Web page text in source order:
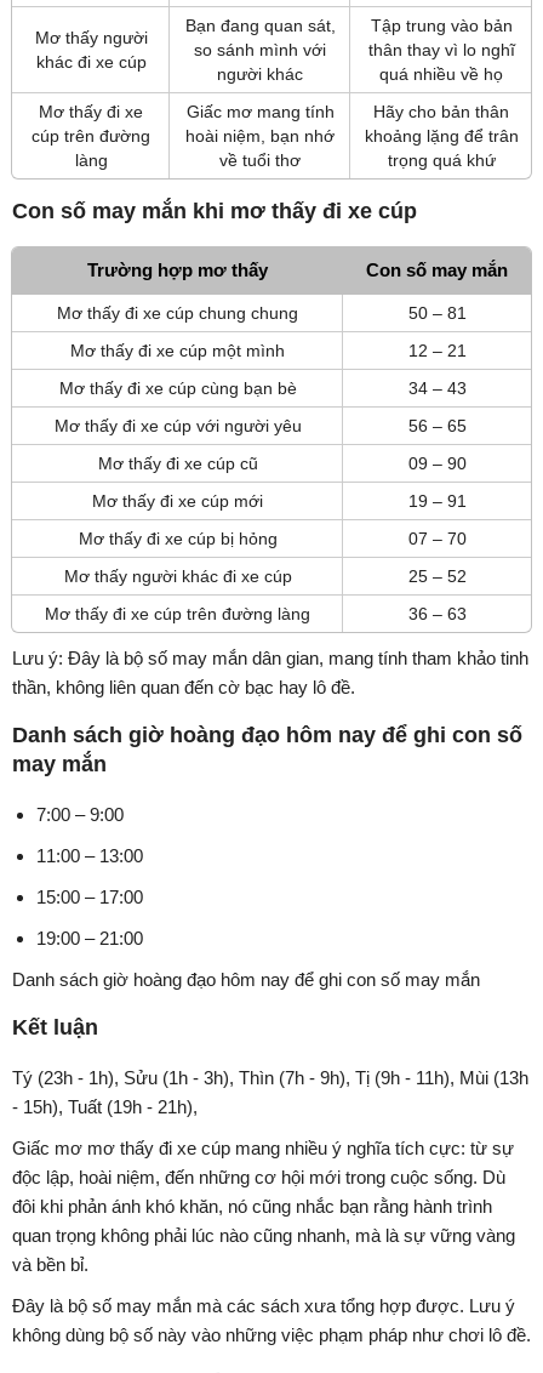
Mơ thấy người
khác đi xe cúp
Bạn đang quan sát,
so sánh mình với
người khác
Tập trung vào bản
thân thay vì lo nghĩ
quá nhiều về họ
Mơ thấy đi xe
cúp trên đường
làng
Giấc mơ mang tính
hoài niệm, bạn nhớ
về tuổi thơ
Hãy cho bản thân
khoảng lặng để trân
trọng quá khứ
Con số may mắn khi mơ thấy đi xe cúp
Trường hợp mơ thấy Con số may mắn
Mơ thấy đi xe cúp chung chung
50 – 81
Mơ thấy đi xe cúp một mình
12 – 21
Mơ thấy đi xe cúp cùng bạn bè
34 – 43
Mơ thấy đi xe cúp với người yêu
56 – 65
Mơ thấy đi xe cúp cũ
09 – 90
Mơ thấy đi xe cúp mới
19 – 91
Mơ thấy đi xe cúp bị hỏng
07 – 70
Mơ thấy người khác đi xe cúp
25 – 52
Mơ thấy đi xe cúp trên đường làng
36 – 63
Lưu ý: Đây là bộ số may mắn dân gian, mang tính tham khảo tinh
thần, không liên quan đến cờ bạc hay lô đề.
Danh sách giờ hoàng đạo hôm nay để ghi con số
may mắn
7:00 – 9:00
11:00 – 13:00
15:00 – 17:00
19:00 – 21:00
Danh sách giờ hoàng đạo hôm nay để ghi con số may mắn
Kết luận
Tý (23h - 1h), Sửu (1h - 3h), Thìn (7h - 9h), Tị (9h - 11h), Mùi (13h
- 15h), Tuất (19h - 21h),
Giấc mơ mơ thấy đi xe cúp mang nhiều ý nghĩa tích cực: từ sự
độc lập, hoài niệm, đến những cơ hội mới trong cuộc sống. Dù
đôi khi phản ánh khó khăn, nó cũng nhắc bạn rằng hành trình
quan trọng không phải lúc nào cũng nhanh, mà là sự vững vàng
và bền bỉ.
Đây là bộ số may mắn mà các sách xưa tổng hợp được. Lưu ý
không dùng bộ số này vào những việc phạm pháp như chơi lô đề.